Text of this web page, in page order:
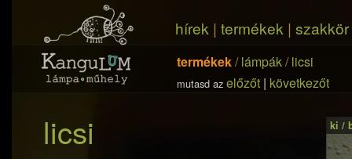
hírek | termékek | szakkör
termékek/lámpák/licsi
mutasd az előzőt | következőt
licsi ki /